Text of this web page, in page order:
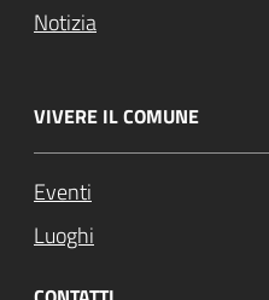
Notizia
VIVERE IL COMUNE
Eventi
Luoghi